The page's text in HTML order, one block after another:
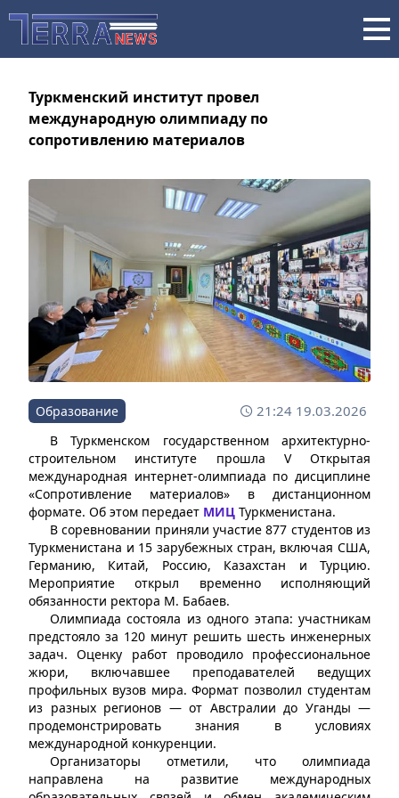
Туркменский институт провел
международную олимпиаду по
сопротивлению материалов
Образование 21:24 19.03.2026
В Туркменском государственном архитектурно-
строительном институте прошла V Открытая
международная интернет-олимпиада по дисциплине
«Сопротивление материалов» в дистанционном
формате. Об этом передает МИЦ Туркменистана.
В соревновании приняли участие 877 студентов из
Туркменистана и 15 зарубежных стран, включая США,
Германию, Китай, Россию, Казахстан и Турцию.
Мероприятие открыл временно исполняющий
обязанности ректора М. Бабаев.
Олимпиада состояла из одного этапа: участникам
предстояло за 120 минут решить шесть инженерных
задач. Оценку работ проводило профессиональное
жюри, включавшее преподавателей ведущих
профильных вузов мира. Формат позволил студентам
из разных регионов — от Австралии до Уганды —
продемонстрировать знания в условиях
международной конкуренции.
Организаторы отметили, что олимпиада
направлена на развитие международных